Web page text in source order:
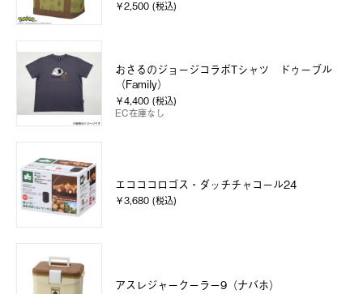
￥2,500 (税込)
おさるのジョージコラボTシャツ ドゥーブル
（Family）
￥4,400 (税込)
EC在庫なし
エコココロゴス・ダッチチャコール24
￥3,680 (税込)
アスレジャークーラー9（ナバホ）